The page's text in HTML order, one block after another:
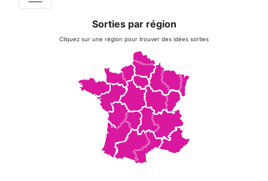
Sorties par région
Cliquez sur une région pour trouver des idées sorties